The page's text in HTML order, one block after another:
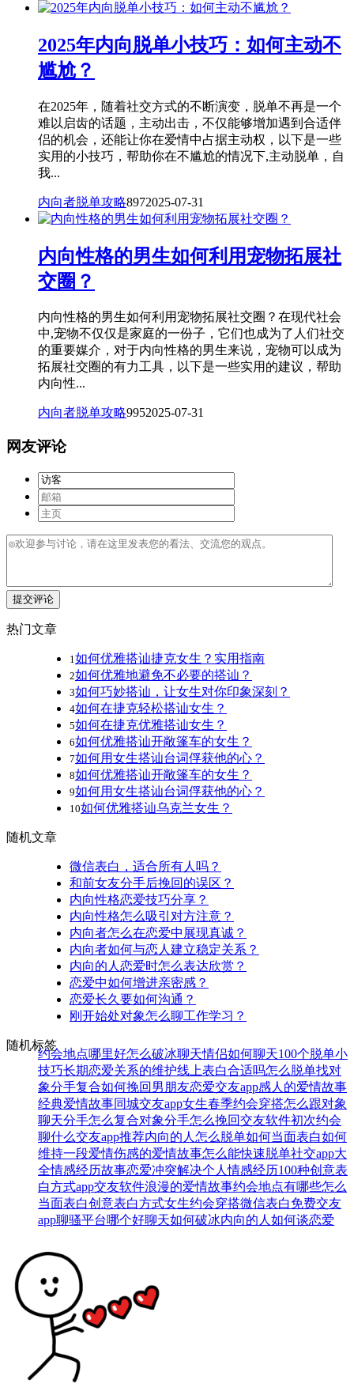
2025年内向脱单小技巧：如何主动不
尴尬？
在2025年，随着社交方式的不断演变，脱单不再是一个
难以启齿的话题，主动出击，不仅能够增加遇到合适伴
侣的机会，还能让你在爱情中占据主动权，以下是一些
实用的小技巧，帮助你在不尴尬的情况下,主动脱单，自
我...
内向者脱单攻略8972025-07-31
内向性格的男生如何利用宠物拓展社
交圈？
内向性格的男生如何利用宠物拓展社交圈？在现代社会
中,宠物不仅仅是家庭的一份子，它们也成为了人们社交
的重要媒介，对于内向性格的男生来说，宠物可以成为
拓展社交圈的有力工具，以下是一些实用的建议，帮助
内向性...
内向者脱单攻略9952025-07-31
网友评论
提交评论
热门文章
1 如何优雅搭讪捷克女生？实用指南
2如何优雅地避免不必要的搭讪？
3如何巧妙搭讪，让女生对你印象深刻？
4如何在捷克轻松搭讪女生？
5如何在捷克优雅搭讪女生？
6如何优雅搭讪开敞篷车的女生？
7如何用女生搭讪台词俘获他的心？
8如何优雅搭讪开敞篷车的女生？
9如何用女生搭讪台词俘获他的心？
10如何优雅搭讪乌克兰女生？
随机文章
微信表白，适合所有人吗？
和前女友分手后挽回的误区？
内向性格恋爱技巧分享？
内向性格怎么吸引对方注意？
内向者怎么在恋爱中展现真诚？
内向者如何与恋人建立稳定关系？
内向的人恋爱时怎么表达欣赏？
恋爱中如何增进亲密感？
恋爱长久要如何沟通？
刚开始处对象怎么聊工作学习？
随机标签
约会地点哪里好怎么破冰聊天情侣如何聊天100个脱单小
技巧长期恋爱关系的维护线上表白合适吗怎么脱单找对
象分手复合如何挽回男朋友恋爱交友app感人的爱情故事
经典爱情故事同城交友app女生春季约会穿搭怎么跟对象
聊天分手怎么复合对象分手怎么挽回交友软件初次约会
聊什么交友app推荐内向的人怎么脱单如何当面表白如何
维持一段爱情伤感的爱情故事怎么能快速脱单社交app大
全情感经历故事恋爱冲突解决个人情感经历100种创意表
白方式app交友软件浪漫的爱情故事约会地点有哪些怎么
当面表白创意表白方式女生约会穿搭微信表白免费交友
app聊骚平台哪个好聊天如何破冰内向的人如何谈恋爱